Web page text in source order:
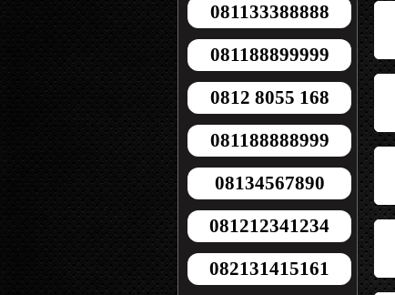
081133388888
081188899999
0812 8055 168
081188888999
08134567890
081212341234
082131415161